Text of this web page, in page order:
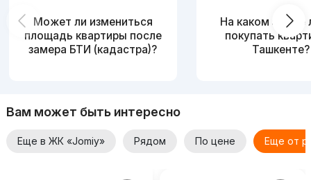
Может ли измениться
площадь квартиры после
замера БТИ (кадастра)?
На каком этаже
покупать
Ташкенте?
Вам может быть интересно
Еще в ЖК «Jomiy» Рядом По цене Еще от